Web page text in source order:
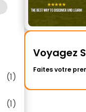
(1)
(1)
Voyagez
Faites votre